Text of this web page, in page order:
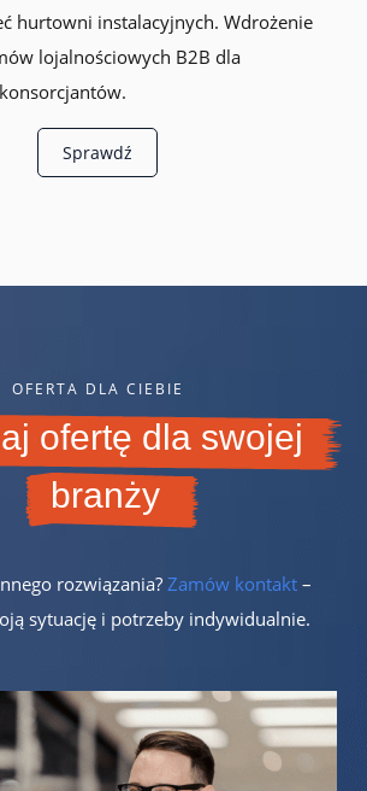
hurtowni instalacyjnych. Wdrożenie
lojalnościowych B2B dla
Sprawdź
OFERTA DLA CIEBIE
ofertę dla swojej
branży
rozwiązania? Zamów kontakt–
sytuację i potrzeby indywidualnie.